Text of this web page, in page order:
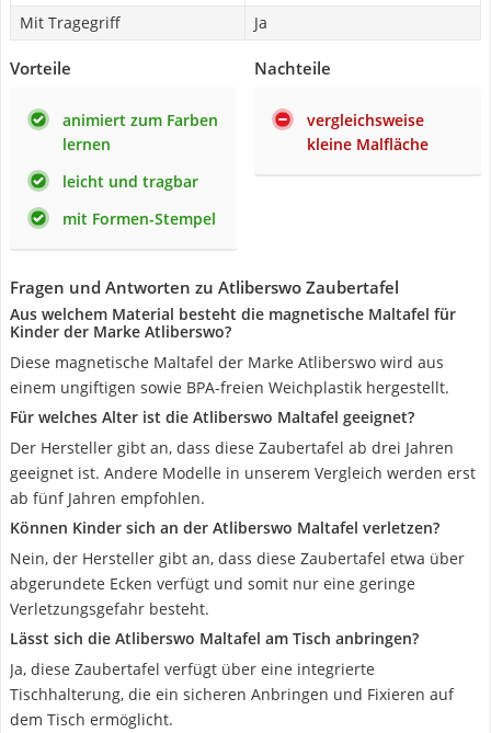
Mit Tragegriff
Ja
Vorteile
animiert zum Farben
lernen
leicht und tragbar
mit Formen-Stempel
Nachteile
vergleichsweise
kleine Malfläche
Fragen und Antworten zu Atliberswo Zaubertafel
Aus welchem Material besteht die magnetische Maltafel für
Kinder der Marke Atliberswo?
Diese magnetische Maltafel der Marke Atliberswo wird aus
einem ungiftigen sowie BPA-freien Weichplastik hergestellt.
Für welches Alter ist die Atliberswo Maltafel geeignet?
Der Hersteller gibt an, dass diese Zaubertafel ab drei Jahren
geeignet ist. Andere Modelle in unserem Vergleich werden erst
ab fünf Jahren empfohlen.
Können Kinder sich an der Atliberswo Maltafel verletzen?
Nein, der Hersteller gibt an, dass diese Zaubertafel etwa über
abgerundete Ecken verfügt und somit nur eine geringe
Verletzungsgefahr besteht.
Lässt sich die Atliberswo Maltafel am Tisch anbringen?
Ja, diese Zaubertafel verfügt über eine integrierte
Tischhalterung, die ein sicheren Anbringen und Fixieren auf
dem Tisch ermöglicht.